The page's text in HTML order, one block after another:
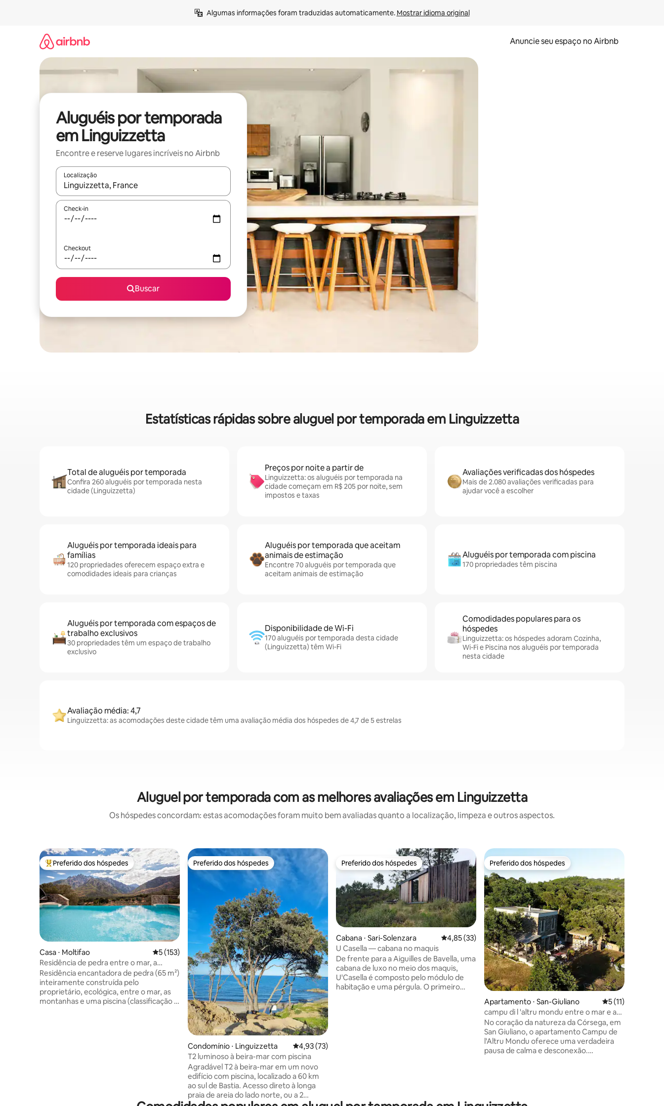
Algumas informações foram traduzidas automaticamente. Mostrar idioma original
Anuncie seu espaço no Airbnb
Aluguéis por temporada
em Linguizzetta
Encontre e reserve lugares incríveis no Airbnb
Localização
Quando os resultados estiverem disponíveis, explore-os usando as seta para cima e para baixo do teclado ou tocando e deslizando o dedo na tela.
Check-in
Checkout
Buscar
Estatísticas rápidas sobre aluguel por temporada em Linguizzetta
Total de aluguéis por temporada
Confira 260 aluguéis por temporada nesta
cidade (Linguizzetta)
Preços por noite a partir de
Linguizzetta: os aluguéis por temporada na
cidade começam em R$ 205 por noite, sem
impostos e taxas
Avaliações verificadas dos hóspedes
Mais de 2.080 avaliações verificadas para
ajudar você a escolher
Aluguéis por temporada ideais para
famílias
120 propriedades oferecem espaço extra e
comodidades ideais para crianças
Aluguéis por temporada que aceitam
animais de estimação
Encontre 70 aluguéis por temporada que
aceitam animais de estimação
Aluguéis por temporada com piscina
170 propriedades têm piscina
Aluguéis por temporada com espaços de
trabalho exclusivos
30 propriedades têm um espaço de trabalho
exclusivo
Disponibilidade de Wi-Fi
170 aluguéis por temporada desta cidade
(Linguizzetta) têm Wi-Fi
Comodidades populares para os
hóspedes
Linguizzetta: os hóspedes adoram Cozinha,
Wi-Fi e Piscina nos aluguéis por temporada
nesta cidade
Avaliação média: 4,7
Linguizzetta: as acomodações deste cidade têm uma avaliação média dos hóspedes de 4,7 de 5 estrelas
Aluguel por temporada com as melhores avaliações em Linguizzetta
Os hóspedes concordam: estas acomodações foram muito bem avaliadas quanto a localização, limpeza e outros aspectos.
Entre os melhores preferidos dos hóspedes
Preferido dos hóspedes
Casa ⋅ Moltifao 5 de uma avaliação média de 5, 153 avaliações
5 (153)
Residência de pedra entre o mar, a
montanha e a piscina.
Residência encantadora de pedra (65 m²)
inteiramente construída pelo
proprietário, ecológica, entre o mar, as
montanhas e uma piscina (classificação 5
Preferido dos hóspedes
Preferido dos hóspedes
Condomínio ⋅ Linguizzetta 4,93 de uma avaliação média de 5, 73 avaliações
4,93 (73)
T2 luminoso à beira-mar com piscina
Agradável T2 à beira-mar em um novo
edifício com piscina, localizado a 60 km
ao sul de Bastia. Acesso direto à longa
praia de areia do lado norte, ou a 2
Preferido dos hóspedes
Preferido dos hóspedes
Cabana ⋅ Sari-Solenzara 4,85 de uma avaliação média de 5, 33 avaliações
4,85 (33)
U Casella — cabana no maquis
De frente para a Aiguilles de Bavella, uma
cabana de luxo no meio dos maquis,
U'Casella é composto pelo módulo de
habitação e uma pérgula. O primeiro
Preferido dos hóspedes
Preferido dos hóspedes
Apartamento ⋅ San-Giuliano 5 de uma
5 (11)
campu di l 'altru mondu entre o mar e a
montanha
No coração da natureza da Córsega, em
San Giuliano, o apartamento Campu de
l'Altru Mondu oferece uma verdadeira
pausa de calma e desconexão.